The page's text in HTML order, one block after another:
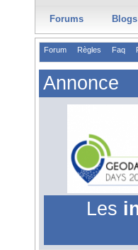
Forums Blogs
Forum Règles Faq
Annonce
Les